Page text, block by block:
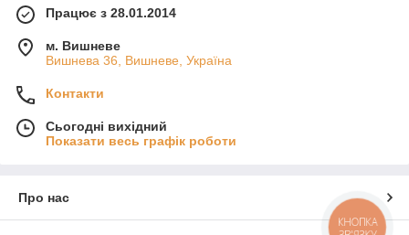
Працює з 28.01.2014
м. Вишневе
Вишнева 36, Вишневе, Україна
Контакти
Сьогодні вихідний
Показати весь графік роботи
Про нас
КНОПКА